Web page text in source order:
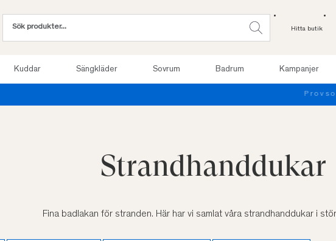
Hitta butik
Kuddar Sängkläder Sovrum Badrum Kampanjer
Strandhanddukar
Fina badlakan för stranden. Här har vi samlat våra strandhanddukar i